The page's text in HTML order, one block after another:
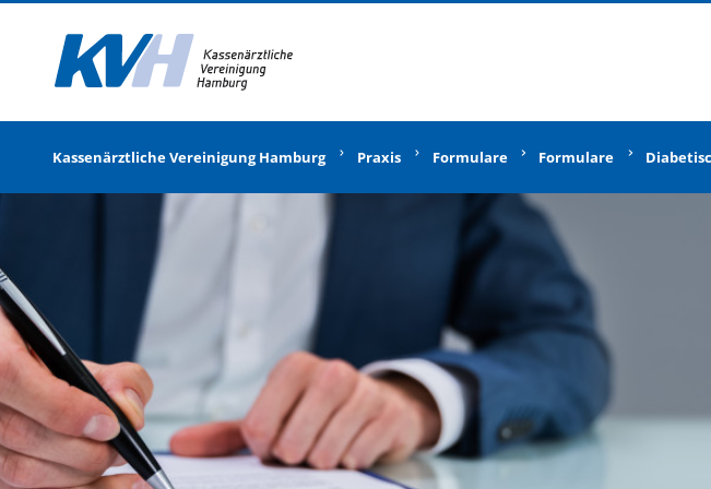
Kassenärztliche Vereinigung Hamburg Praxis Formulare Formulare